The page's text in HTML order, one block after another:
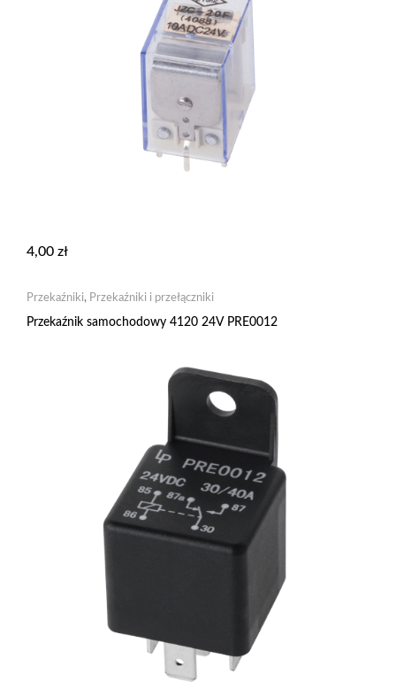
4,00 zł
Przekaźniki, Przekaźniki i przełączniki
Przekaźnik samochodowy 4120 24V PRE0012